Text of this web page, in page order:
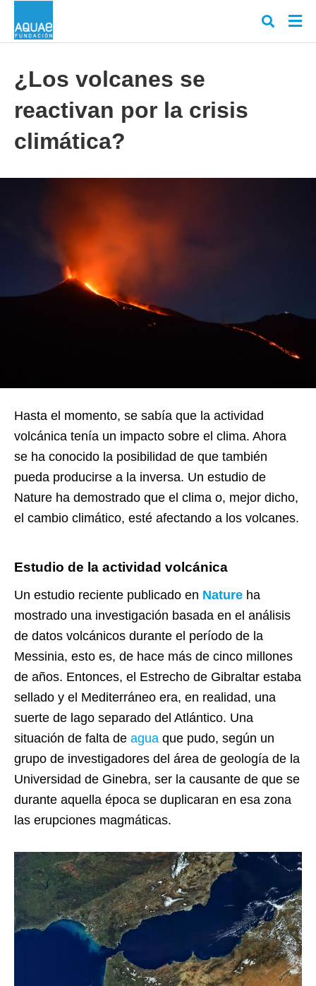
¿Los volcanes se
reactivan por la crisis
climática?
Hasta el momento, se sabía que la actividad
volcánica tenía un impacto sobre el clima. Ahora
se ha conocido la posibilidad de que también
pueda producirse a la inversa. Un estudio de
Nature ha demostrado que el clima o, mejor dicho,
el cambio climático, esté afectando a los volcanes.
Estudio de la actividad volcánica
Un estudio reciente publicado en Nature ha
mostrado una investigación basada en el análisis
de datos volcánicos durante el período de la
Messinia, esto es, de hace más de cinco millones
de años. Entonces, el Estrecho de Gibraltar estaba
sellado y el Mediterráneo era, en realidad, una
suerte de lago separado del Atlántico. Una
situación de falta de agua que pudo, según un
grupo de investigadores del área de geología de la
Universidad de Ginebra, ser la causante de que se
durante aquella época se duplicaran en esa zona
las erupciones magmáticas.